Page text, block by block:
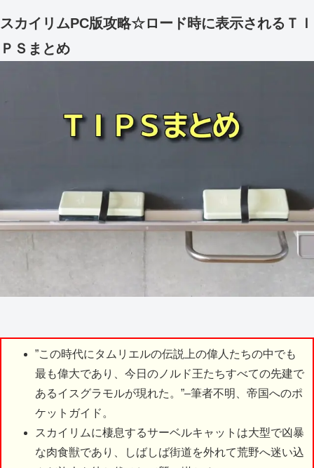
スカイリムPC版攻略☆ロード時に表示されるＴＩ
ＰＳまとめ
”この時代にタムリエルの伝説上の偉人たちの中でも
最も偉大であり、今日のノルド王たちすべての先建で
あるイスグラモルが現れた。”–筆者不明、帝国へのポ
ケットガイド。
スカイリムに棲息するサーベルキャットは大型で凶暴
な肉食獣であり、しばしば街道を外れて荒野へ迷い込